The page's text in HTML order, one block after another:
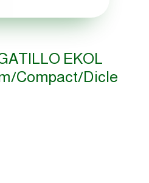
EKOL
Compact/Dicle